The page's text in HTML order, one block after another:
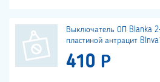
Выключатель ОП Blanka
пластиной антрацит
410 Р